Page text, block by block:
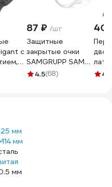
с
87 ₽ /шт
Защитные
закрытые очки
SAMGRUPP SAMC-
073000001
4.5(68)
40
4
мм
мм
мм